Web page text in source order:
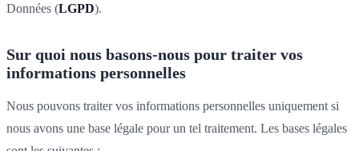
Données (LGPD).
Sur quoi nous basons-nous pour traiter vos
informations personnelles
Nous pouvons traiter vos informations personnelles uniquement si
nous avons une base légale pour un tel traitement. Les bases légales